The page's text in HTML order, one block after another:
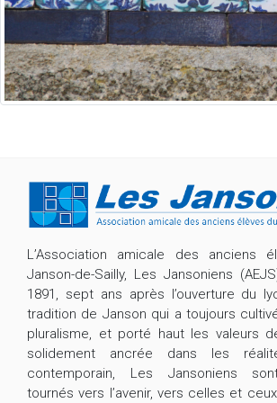
L’Association amicale des anciens
Janson-de-Sailly, Les Jansoniens
1891, sept ans après l’ouverture du
tradition de Janson qui a toujours
pluralisme, et porté haut les valeurs
solidement ancrée dans les
contemporain, Les Jansoniens
tournés vers l’avenir, vers celles et